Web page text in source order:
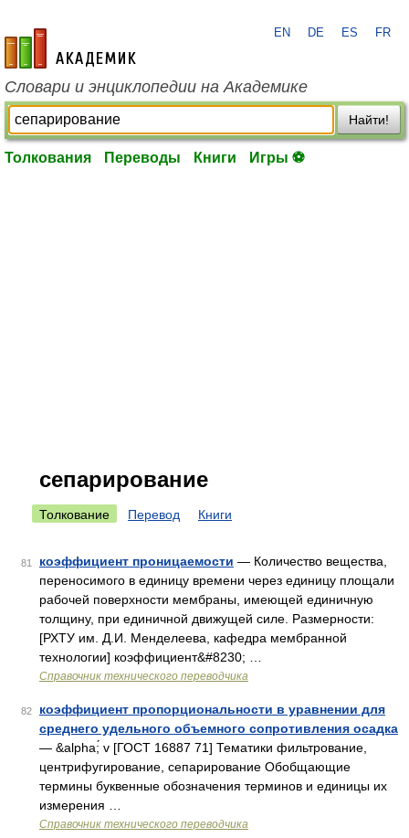
academic.ru
EN DE ES FR
Словари и энциклопедии на Академике
Найти!
Толкования Переводы Книги Игры ⚽
сепарирование
Толкование Перевод Книги
81 коэффициент проницаемости — Количество вещества,
переносимого в единицу времени через единицу площали
рабочей поверхности мембраны, имеющей единичную
толщину, при единичной движущей силе. Размерности:
[РХТУ им. Д.И. Менделеева, кафедра мембранной
технологии] коэффициент&#8230; …
Справочник технического переводчика
82
коэффициент пропорциональности в уравнении для
среднего удельного объемного сопротивления осадка
— &alpha;́ v [ГОСТ 16887 71] Тематики фильтрование,
центрифугирование, сепарирование Обобщающие
термины буквенные обозначения терминов и единицы их
измерения …
Справочник технического переводчика